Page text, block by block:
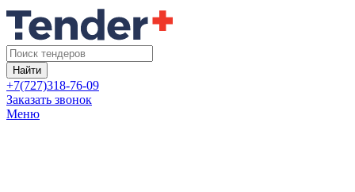
Найти
+7(727)318-76-09
Заказать звонок
Меню